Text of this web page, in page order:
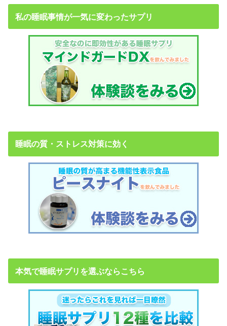
私の睡眠事情が一気に変わったサプリ
睡眠の質・ストレス対策に効く
本気で睡眠サプリを選ぶならこちら